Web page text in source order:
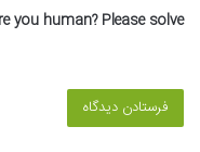
you human? Please solve: